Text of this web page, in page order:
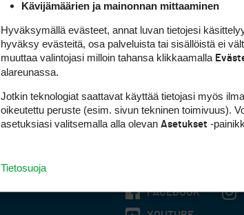
FACEBOOK
Kävijämäärien ja mainonnan mittaaminen
Hyväksymällä evästeet, annat luvan tietojesi
hyväksy evästeitä, osa palveluista tai sisällöistä ei
muuttaa valintojasi milloin tahansa klikkaamalla
alareunassa.
Jotkin teknologiat saattavat käyttää tietojasi myös
oikeutettu peruste (esim. sivun tekninen toimivuus).
asetuksiasi valitsemalla alla olevan Asetukset -
Tietosuoja